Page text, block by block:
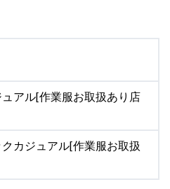
アル[作業服お取扱あり店
カジュアル[作業服お取扱